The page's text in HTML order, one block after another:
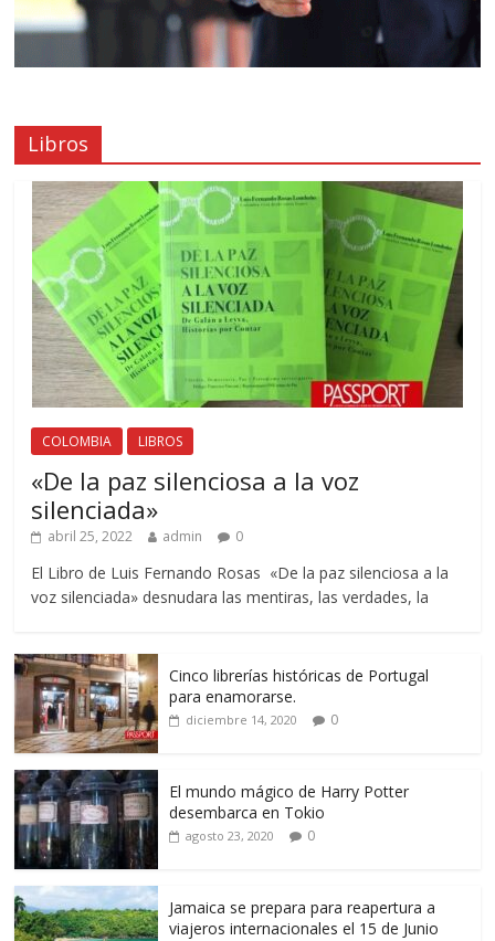
Libros
COLOMBIA LIBROS
«De la paz silenciosa a la voz
silenciada»
abril 25, 2022 admin 0
El Libro de Luis Fernando Rosas «De la paz silenciosa a la
voz silenciada» desnudara las mentiras, las verdades, la
Cinco librerías históricas de Portugal
para enamorarse.
diciembre 14, 2020 0
El mundo mágico de Harry Potter
desembarca en Tokio
agosto 23, 2020 0
Jamaica se prepara para reapertura a
viajeros internacionales el 15 de Junio